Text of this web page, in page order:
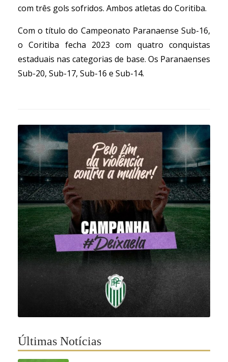
com três gols sofridos. Ambos atletas do Coritiba.
Com o título do Campeonato Paranaense Sub-16,
o Coritiba fecha 2023 com quatro conquistas
estaduais nas categorias de base. Os Paranaenses
Sub-20, Sub-17, Sub-16 e Sub-14.
Últimas Notícias